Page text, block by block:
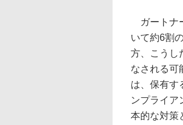
ガートナ
いて約6割
方、こうし
なされる可
は、保有す
ンプライア
本的な対策